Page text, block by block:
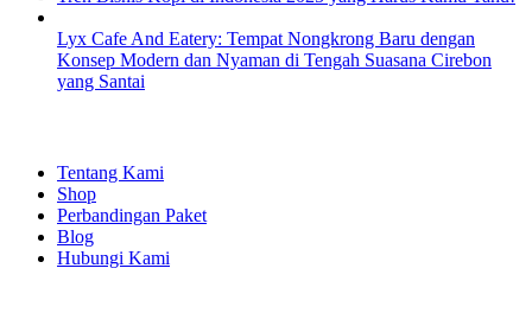
Lyx Cafe And Eatery: Tempat Nongkrong Baru dengan
Konsep Modern dan Nyaman di Tengah Suasana Cirebon
yang Santai
Tentang Kami
Shop
Perbandingan Paket
Blog
Hubungi Kami